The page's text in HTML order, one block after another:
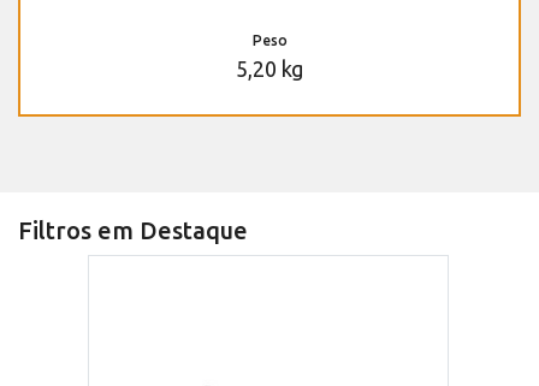
Peso
5,20 kg
Filtros em Destaque